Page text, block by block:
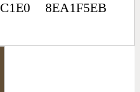
C1E0 8EA1F5EB